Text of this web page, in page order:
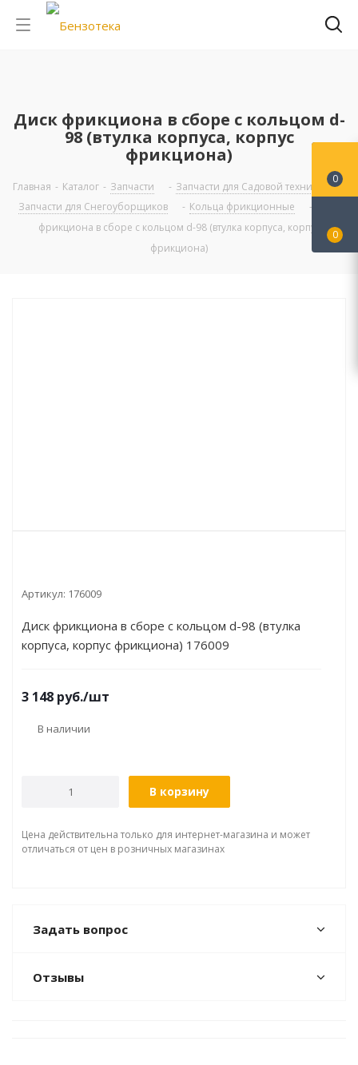
Диск фрикциона в сборе с кольцом d-
98 (втулка корпуса, корпус
фрикциона)
Главная - Каталог - Запчасти - Запчасти для Садовой техники
-
Запчасти для Снегоуборщиков
- Кольца фрикционные -
фрикциона в сборе с кольцом d-98 (втулка корпуса, корпус
фрикциона)
Артикул: 176009
Диск фрикциона в сборе с кольцом d-98 (втулка
корпуса, корпус фрикциона) 176009
3 148 руб./шт
В наличии
В корзину
Цена действительна только для интернет-магазина и может
отличаться от цен в розничных магазинах
Задать вопрос
Отзывы
0
0